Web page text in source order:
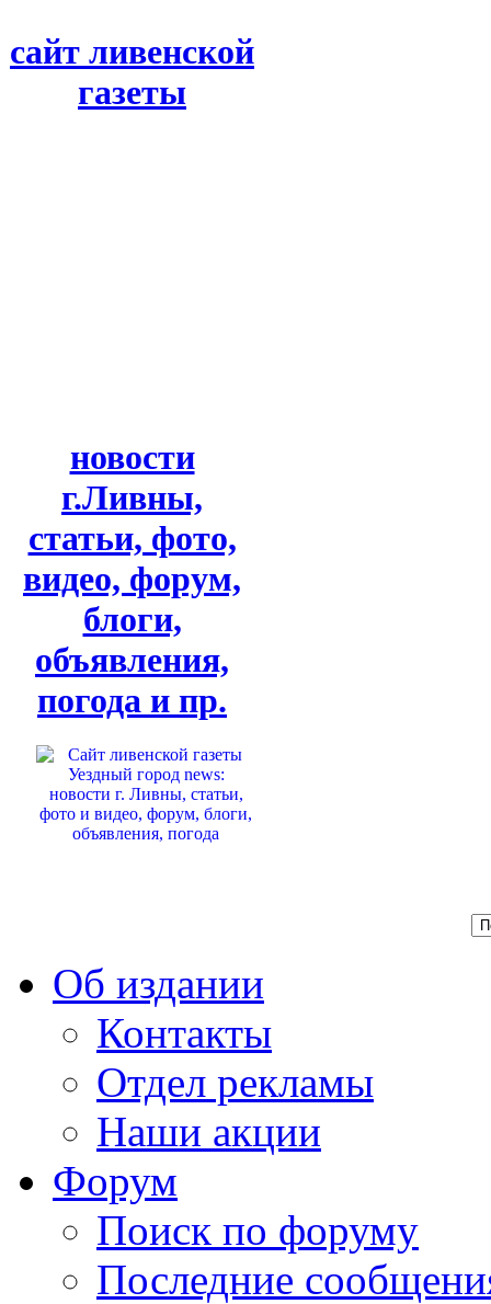
сайт ливенской
газеты
новости
г.Ливны,
статьи, фото,
видео, форум,
блоги,
объявления,
погода и пр.
Об издании
Контакты
Отдел рекламы
Наши акции
Форум
Поиск по форуму
Последние